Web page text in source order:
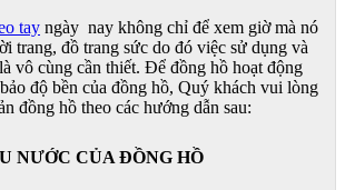
tay ngày nay không chỉ để xem giờ mà nó
trang, đồ trang sức do đó việc sử dụng và
là vô cùng cần thiết. Để đồng hồ hoạt động
độ bền của đồng hồ, Quý khách vui lòng
đồng hồ theo các hướng dẫn sau:
NƯỚC CỦA ĐỒNG HỒ